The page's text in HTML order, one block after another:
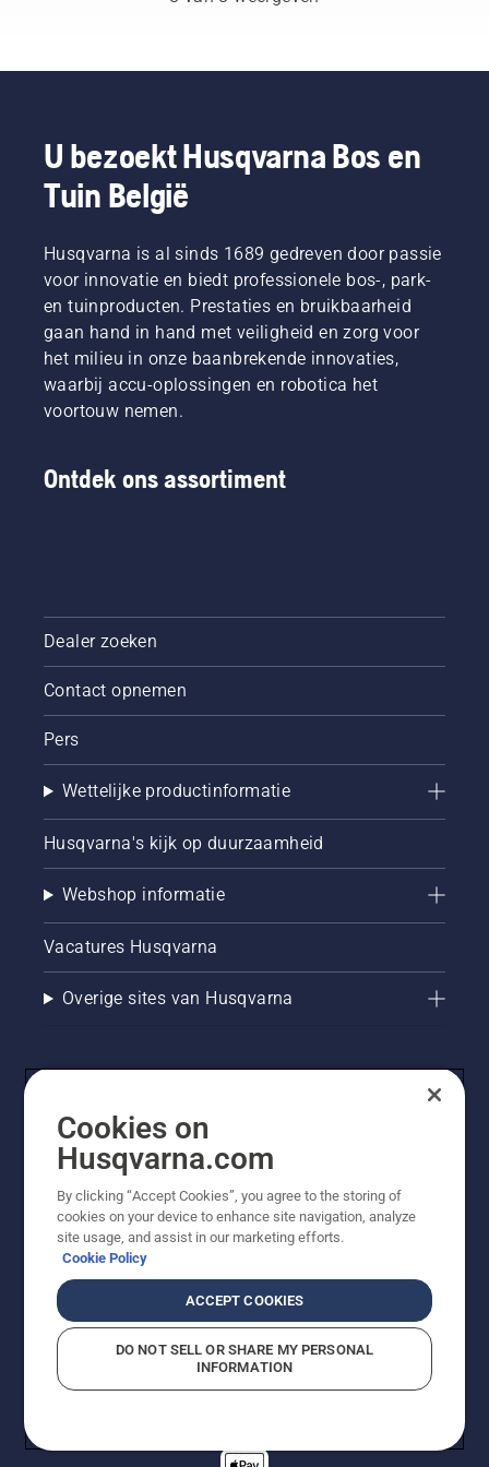
doelmatig
met uw
Husqvarna-
bosmaaier
werken.
gebruikers.
snoeien?
en welk
gereedschap
hebt u
nodig?
Om u te
helpen
bij het
hebben
we deze
samengesteld.
U bezoekt Husqvarna Bos en
Tuin België
Husqvarna is al sinds 1689 gedreven door passie
voor innovatie en biedt professionele bos-, park-
en tuinproducten. Prestaties en bruikbaarheid
gaan hand in hand met veiligheid en zorg voor
het milieu in onze baanbrekende innovaties,
waarbij accu-oplossingen en robotica het
voortouw nemen.
Ontdek ons assortiment
Dealer zoeken
Contact opnemen
Pers
Wettelijke productinformatie
Husqvarna's kijk op duurzaamheid
Webshop informatie
Vacatures Husqvarna
Overige sites van Husqvarna
© Husqvarna AB (publ). Alle rechten voorbehouden. De
getoonde prijzen zijn consumentenadviesprijzen. Alle
tenzij het product beschikbaar is voor directe aankoop.
Cookiebeleid
Imprint
Cookies on
Husqvarna.com
By clicking “Accept Cookies”, you agree to the storing of
cookies on your device to enhance site navigation, analyze
site usage, and assist in our marketing efforts.
Cookie Policy
ACCEPT COOKIES
DO NOT SELL OR SHARE MY PERSONAL
INFORMATION